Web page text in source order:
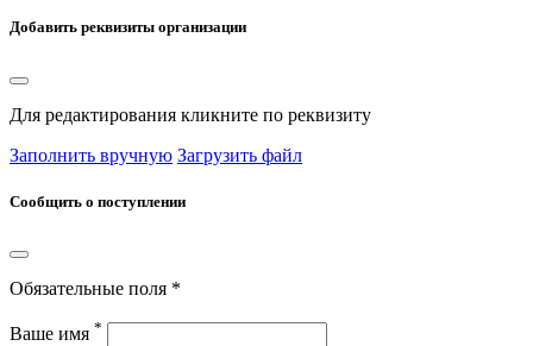
Добавить реквизиты организации
Для редактирования кликните по реквизиту
Заполнить вручную Загрузить файл
Сообщить о поступлении
Обязательные поля *
Ваше имя *